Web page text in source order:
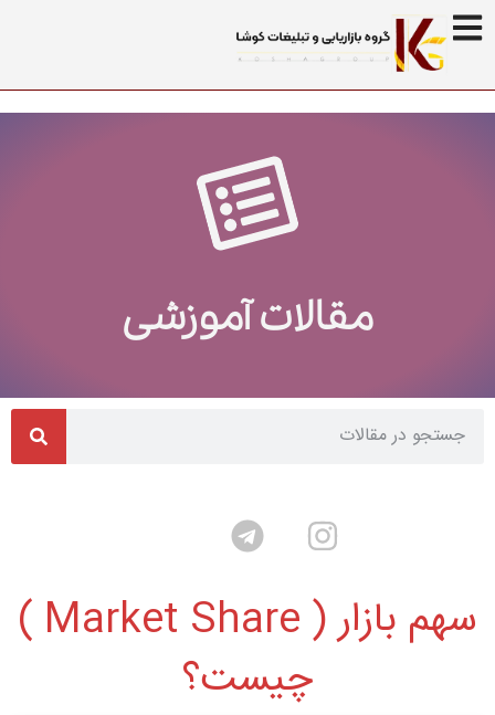
مقالات آموزشی
سهم بازار ( Market Share )
چیست؟